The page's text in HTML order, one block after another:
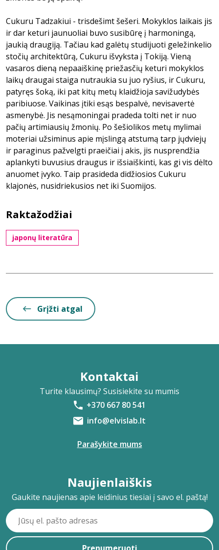
Cukuru Tadzakiui - trisdešimt šešeri. Mokyklos laikais jis
ir dar keturi jaunuoliai buvo susibūrę į harmoningą,
jaukią draugiją. Tačiau kad galėtų studijuoti geležinkelio
stočių architektūrą, Cukuru išvyksta į Tokiją. Vieną
vasaros dieną nepaaiškinę priežasčių keturi mokyklos
laikų draugai staiga nutraukia su juo ryšius, ir Cukuru,
patyręs šoką, iki pat kitų metų klaidžioja savižudybės
paribiuose. Vaikinas įtiki esąs bespalvė, nevisavertė
asmenybė. Jis nesąmoningai pradeda tolti net ir nuo
pačių artimiausių žmonių. Po šešiolikos metų mylimai
moteriai užsiminus apie mįslingą atstumą tarp jųdviejų
ir paraginus pažvelgti praeičiai į akis, jis nusprendžia
aplankyti buvusius draugus ir išsiaiškinti, kas gi vis dėlto
anuomet įvyko. Taip prasideda didžiosios Cukuru
klajonės, nusidriekusios net iki Suomijos.
Raktažodžiai
japonų literatūra
Grįžti atgal
Kontaktai
Turite klausimų? Susisiekite su mumis
+370 667 80 541
info@elvislab.lt
Parašykite mums
Naujienlaiškis
Gaukite naujienas apie leidinius tiesiai į savo el. paštą!